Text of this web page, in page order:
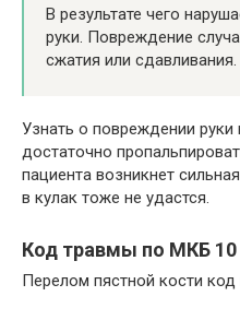
В результате чего
руки. Повреждение
сжатия или сдавливания.
Узнать о повреждении
достаточно
пациента возникнет
в кулак тоже не удастся.
Код травмы по МКБ 10
Перелом пястной кости